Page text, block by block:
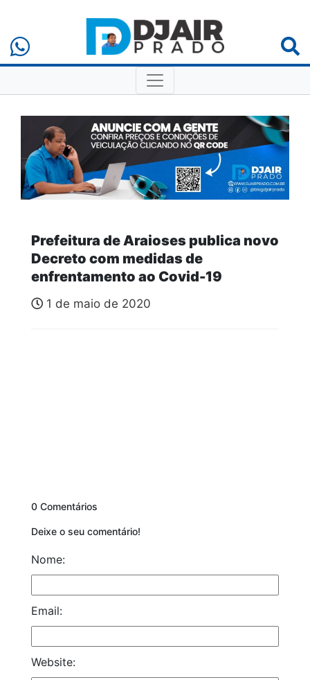
Prefeitura de Araioses publica novo
Decreto com medidas de
enfrentamento ao Covid-19
1 de maio de 2020
0 Comentários
Deixe o seu comentário!
Nome:
Email:
Website: